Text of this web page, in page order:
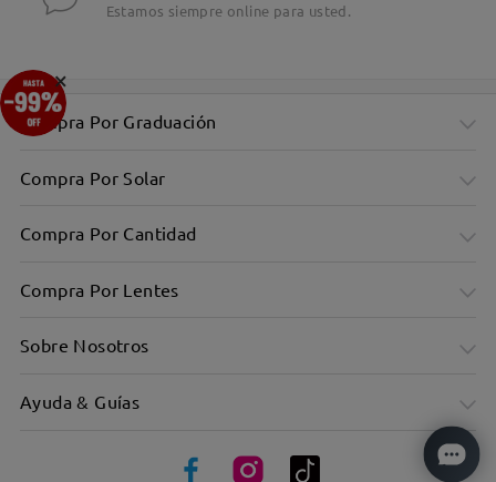
Estamos siempre online para usted.
Compra Por Graduación
Compra Por Solar
Compra Por Cantidad
Compra Por Lentes
Sobre Nosotros
Ayuda & Guías
×